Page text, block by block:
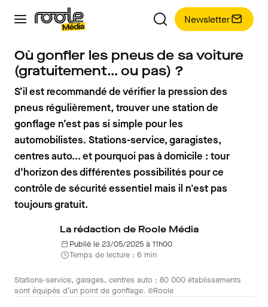
Newsletter
Où gonfler les pneus de sa voiture
(gratuitement… ou pas) ?
S’il est recommandé de vérifier la pression des
pneus régulièrement, trouver une station de
gonflage n’est pas si simple pour les
automobilistes. Stations-service, garagistes,
centres auto... et pourquoi pas à domicile : tour
d’horizon des différentes possibilités pour ce
contrôle de sécurité essentiel mais il n'est pas
toujours gratuit.
La rédaction de Roole Média
Publié le 23/05/2025 à 11h00
Temps de lecture : 6 min
Stations-service, garages, centres auto : 80 000 établissements
sont équipés d’un point de gonflage. ©Roole